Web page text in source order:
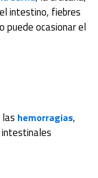
intestino, fiebres
puede ocasionar el
hemorragias,